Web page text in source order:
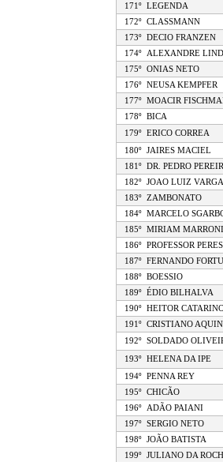
171º
LEGENDA
172º
CLASSMANN
173º
DECIO FRANZEN
174º
ALEXANDRE
175º
ONIAS NETO
176º
NEUSA KEMPFER
177º
MOACIR
178º
BICA
179º
ERICO CORREA
180º
JAIRES MACIEL
181º
DR. PEDRO
182º
JOAO LUIZ
183º
ZAMBONATO
184º
MARCELO
185º
MIRIAM MARRONI
186º
PROFESSOR PERES
187º
FERNANDO
188º
BOESSIO
189º
ÉDIO BILHALVA
190º
HEITOR
191º
CRISTIANO
192º
SOLDADO
193º
HELENA DA IPE
194º
PENNA REY
195º
CHICÃO
196º
ADÃO PAIANI
197º
SERGIO NETO
198º
JOÃO BATISTA
199º
JULIANO DA